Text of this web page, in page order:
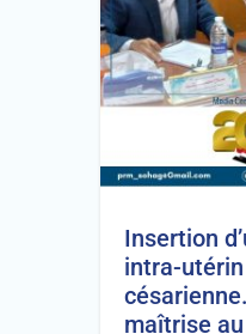
Insertion
intra-utérin
maîtrise